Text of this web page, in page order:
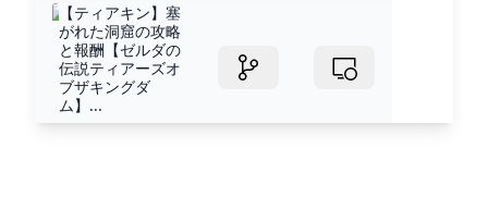
【ティアキン】塞
がれた洞窟の攻略
と報酬【ゼルダの
伝説ティアーズオ
ブザキングダ
ム】...